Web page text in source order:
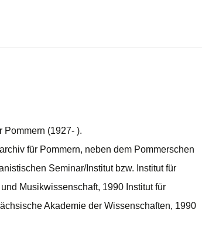
Pommern (1927- ).
für Pommern, neben dem Pommerschen
Seminar/Institut bzw. Institut für
Musikwissenschaft, 1990 Institut für
Akademie der Wissenschaften, 1990